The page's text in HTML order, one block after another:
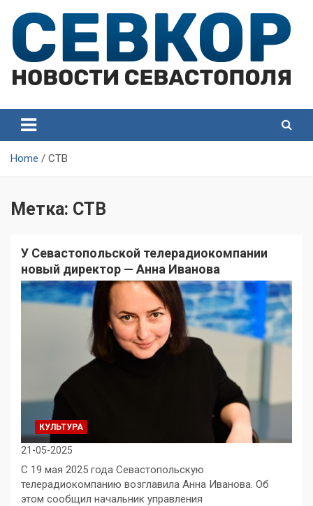
content
Севастополя
Севастополя
Home СТВ
Метка: СТВ
У Севастопольской телерадиокомпании
новый директор — Анна Иванова
КУЛЬТУРА
21-05-2025
С 19 мая 2025 года Севастопольскую
телерадиокомпанию возглавила Анна Иванова. Об
этом сообщил начальник управления